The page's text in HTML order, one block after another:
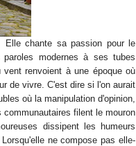
Elle chante sa passion pour le
modernes à ses tubes
renvoient à une époque où
de vivre. C'est dire si l'on aurait
où la manipulation d'opinion,
filent le mouron
dissipent les humeurs
ne compose pas elle-